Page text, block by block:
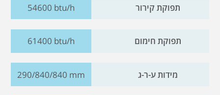
תפוקת קירור 54600 btu/h
תפוקת חימום 61400 btu/h
מידות ע-ר-ג 290/840/840 mm